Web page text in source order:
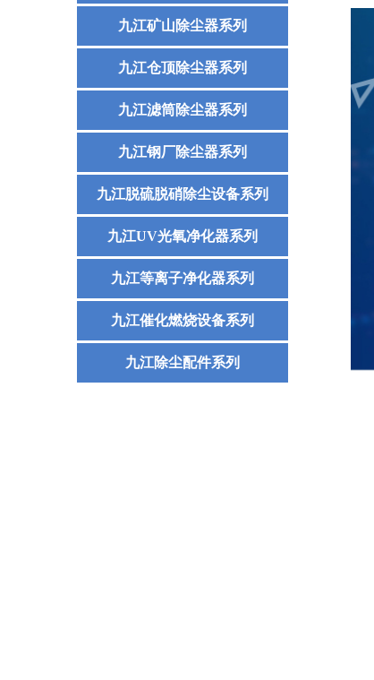
九江矿山除尘器系列
九江仓顶除尘器系列
九江滤筒除尘器系列
九江钢厂除尘器系列
九江脱硫脱硝除尘设备系列
九江UV光氧净化器系列
九江等离子净化器系列
九江催化燃烧设备系列
九江除尘配件系列